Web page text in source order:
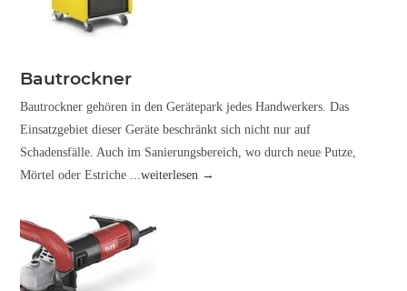
Bautrockner
Bautrockner gehören in den Gerätepark jedes Handwerkers. Das
Einsatzgebiet dieser Geräte beschränkt sich nicht nur auf
Schadensfälle. Auch im Sanierungsbereich, wo durch neue Putze,
Mörtel oder Estriche ...weiterlesen →